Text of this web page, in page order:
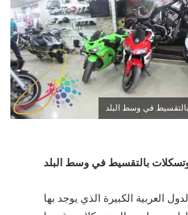
العربية الكبيرة الذي يوجد بها